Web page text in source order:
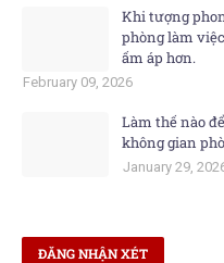
Khi tượng
phòng làm
ấm áp hơn.
February 09, 2026
Làm thế nào
không gian
January 29,
ĐĂNG NHẬN XÉT